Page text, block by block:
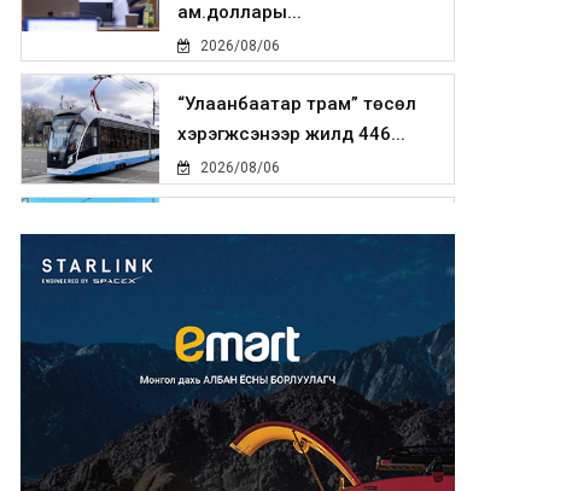
ам.доллары...
2026/08/06
“Улаанбаатар трам” төсөл
хэрэгжсэнээр жилд 446...
2026/08/06
2026/08/06
Улаанбаатарт өдөртөө 29 хэм
дулаан
2026/08/06
Прокурорын байгууллага